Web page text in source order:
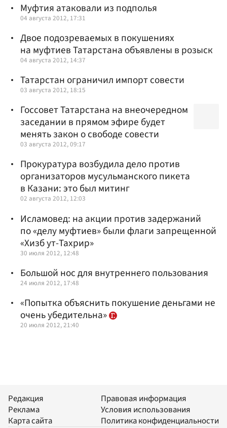
Муфтия атаковали из подполья
04 августа 2012, 17:31
Двое подозреваемых в покушениях
на муфтиев Татарстана объявлены в розыск
04 августа 2012, 14:37
Татарстан ограничил импорт совести
03 августа 2012, 18:15
Госсовет Татарстана на внеочередном
заседании в прямом эфире будет
менять закон о свободе совести
03 августа 2012, 09:17
Прокуратура возбудила дело против
организаторов мусульманского пикета
в Казани: это был митинг
02 августа 2012, 12:03
Исламовед: на акции против задержаний
по «делу муфтиев» были флаги запрещенной
«Хизб ут-Тахрир»
30 июля 2012, 12:48
Большой нос для внутреннего пользования
24 июля 2012, 17:48
«Попытка объяснить покушение деньгами не
очень убедительна»
20 июля 2012, 21:40
Редакция
Реклама
Карта сайта
Правовая информация
Условия использования
Политика конфиденциальности